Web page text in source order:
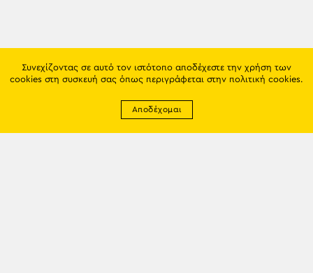
Συνεχίζοντας σε αυτό τον ιστότοπο αποδέχεστε την χρήση των
cookies στη συσκευή σας όπως περιγράφεται στην πολιτική cookies.
Αποδέχομαι